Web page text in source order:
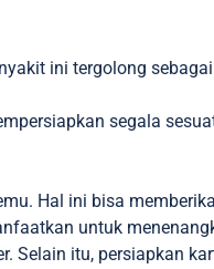
ini tergolong
segala
Hal ini bisa
untuk
itu, persiapkan